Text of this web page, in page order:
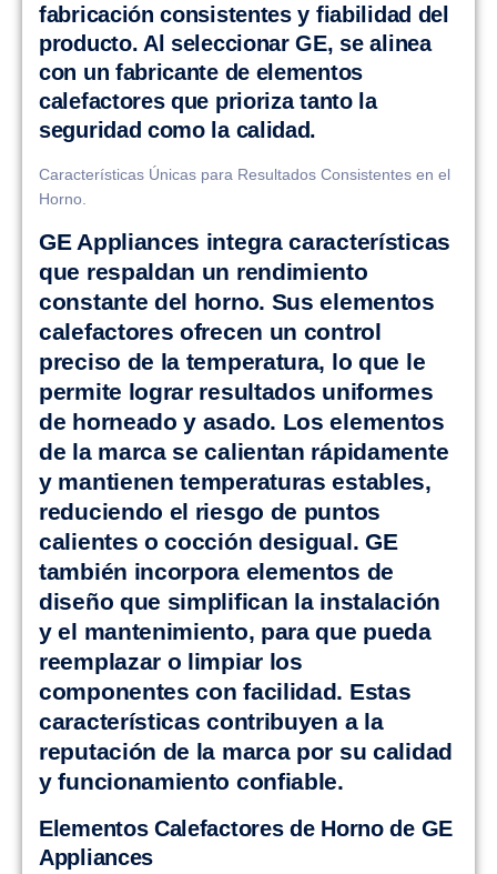
fabricación consistentes y fiabilidad del
producto. Al seleccionar GE, se alinea
con un fabricante de elementos
calefactores que prioriza tanto la
seguridad como la calidad.
Características Únicas para Resultados Consistentes en el
Horno.
GE Appliances integra características
que respaldan un rendimiento
constante del horno. Sus elementos
calefactores ofrecen un control
preciso de la temperatura, lo que le
permite lograr resultados uniformes
de horneado y asado. Los elementos
de la marca se calientan rápidamente
y mantienen temperaturas estables,
reduciendo el riesgo de puntos
calientes o cocción desigual. GE
también incorpora elementos de
diseño que simplifican la instalación
y el mantenimiento, para que pueda
reemplazar o limpiar los
componentes con facilidad. Estas
características contribuyen a la
reputación de la marca por su calidad
y funcionamiento confiable.
Elementos Calefactores de Horno de GE
Appliances